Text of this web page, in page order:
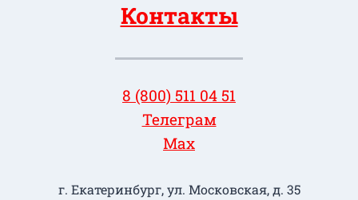
Контакты
8 (800) 511 04 51
Телеграм
Max
г. Екатеринбург, ул. Московская, д. 35